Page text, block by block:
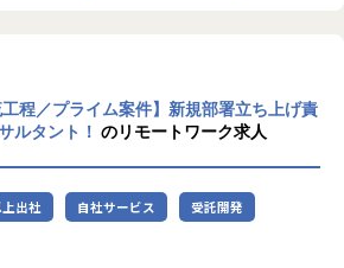
広いテーマを推進
フィードバックや、チーム内での
画を契機に、当社は新たな成長フェ
事業成功ノウハウを吸収しながら、
のサポート体制が整っています。ま
同士のコミュニケーションを大切に
ンドリーで協力的な環境が醸成され
方/リモートワーク】
クを積極的に導入しており、柔軟な
工程／プライム案件】新規部署立ち上げ責
ルタント！ のリモートワーク求人
出社 自社サービス 受託開発